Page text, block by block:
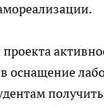
проекта
оснащение